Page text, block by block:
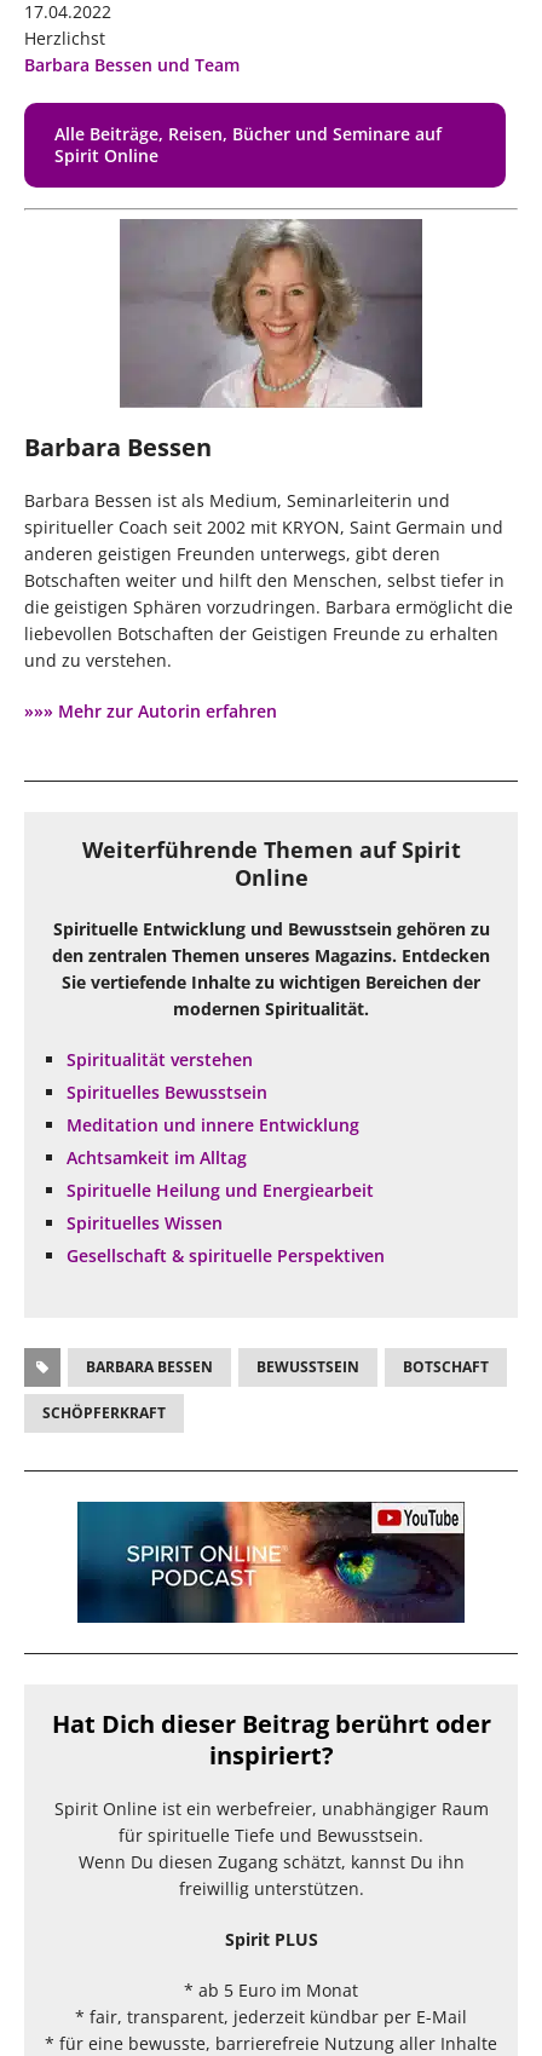
17.04.2022
Herzlichst
Barbara Bessen und Team
Alle Beiträge, Reisen, Bücher und Seminare auf
Spirit Online
Barbara Bessen
Barbara Bessen ist als Medium, Seminarleiterin und
spiritueller Coach seit 2002 mit KRYON, Saint Germain und
anderen geistigen Freunden unterwegs, gibt deren
Botschaften weiter und hilft den Menschen, selbst tiefer in
die geistigen Sphären vorzudringen. Barbara ermöglicht die
liebevollen Botschaften der Geistigen Freunde zu erhalten
und zu verstehen.
»»» Mehr zur Autorin erfahren
Weiterführende Themen auf Spirit
Online
Spirituelle Entwicklung und Bewusstsein gehören zu
den zentralen Themen unseres Magazins. Entdecken
Sie vertiefende Inhalte zu wichtigen Bereichen der
modernen Spiritualität.
Spiritualität verstehen
Spirituelles Bewusstsein
Meditation und innere Entwicklung
Achtsamkeit im Alltag
Spirituelle Heilung und Energiearbeit
Spirituelles Wissen
Gesellschaft & spirituelle Perspektiven
BARBARA BESSEN BEWUSSTSEIN BOTSCHAFT
SCHÖPFERKRAFT
Hat Dich dieser Beitrag berührt oder
inspiriert?
Spirit Online ist ein werbefreier, unabhängiger Raum
für spirituelle Tiefe und Bewusstsein.
Wenn Du diesen Zugang schätzt, kannst Du ihn
freiwillig unterstützen.
Spirit PLUS
* ab 5 Euro im Monat
* fair, transparent, jederzeit kündbar per E-Mail
* für eine bewusste, barrierefreie Nutzung aller Inhalte